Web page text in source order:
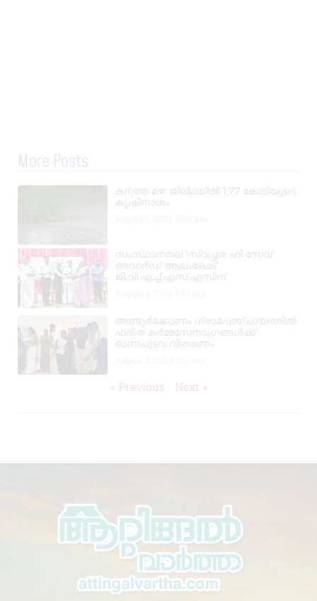
More Posts
കനത്ത മഴ: ജില്ലയിൽ 1.77 കോടിയുടെ
കൃഷിനാശം
സംസ്ഥാനതല ‘സ്വച്ഛത ഹി സേവ’
അവാർഡ് ആലംകോട്
ജി.വി.എച്ച്.എസ്.എസിന്
അണ്ടൂർക്കോണം ഗ്രാമപഞ്ചായത്തിൽ
ഹരിത കർമ്മസേനാംഗങ്ങൾക്ക്
ഓണപുടവ വിതരണം
« Previous Next »